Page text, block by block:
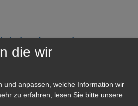
die wir
und anpassen, welche Information wir
zu erfahren, lesen Sie bitte unsere